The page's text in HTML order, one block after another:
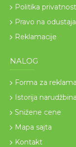
Politika
Pravo na
Reklamacije
NALOG
Forma za
Istorija narudžbina
Snižene cene
Mapa sajta
Kontakt